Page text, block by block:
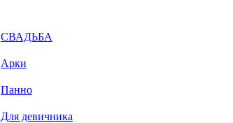
СВАДЬБА
Арки
Панно
Для девичника